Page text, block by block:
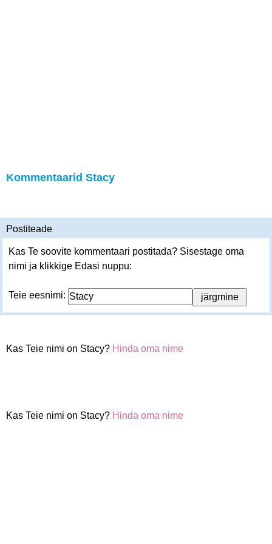
Kommentaarid Stacy
Postiteade
Kas Te soovite kommentaari postitada? Sisestage oma
nimi ja klikkige Edasi nuppu:
Teie eesnimi:
Kas Teie nimi on Stacy? Hinda oma nime
Kas Teie nimi on Stacy? Hinda oma nime